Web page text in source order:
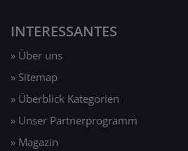
INTERESSANTES
» Über uns
» Sitemap
» Überblick Kategorien
» Unser Partnerprogramm
» Magazin